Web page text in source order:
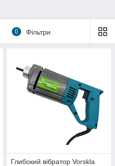
0 Фільтри
Глибокий вібратор Vorskla